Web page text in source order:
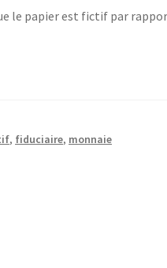
le papier est fictif par
, fiduciaire, monnaie